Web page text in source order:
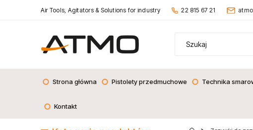
Air Tools, Agitators & Solutions for industry 22 815 67 21
Strona główna Pistolety przedmuchowe Technika
Kontakt